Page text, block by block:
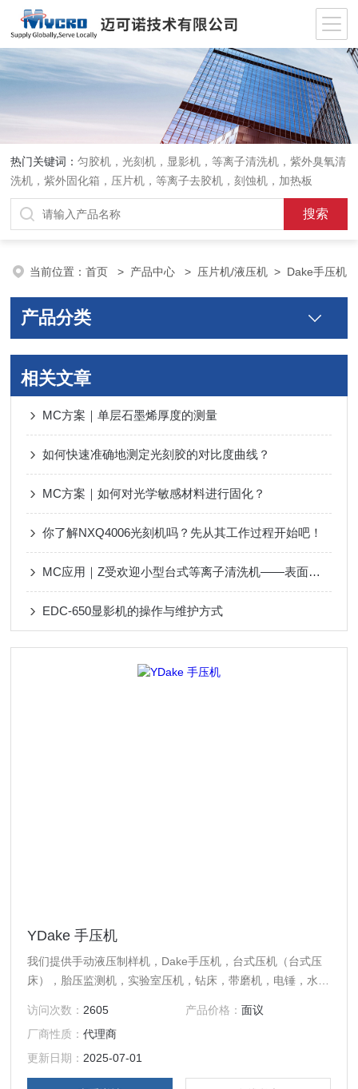
热门关键词：匀胶机，光刻机，显影机，等离子清洗机，紫外臭氧清
洗机，紫外固化箱，压片机，等离子去胶机，刻蚀机，加热板
当前位置：首页 > 产品中心 > 压片机/液压机 > Dake手压机
产品分类
相关文章
MC方案｜单层石墨烯厚度的测量
如何快速准确地测定光刻胶的对比度曲线？
MC方案｜如何对光学敏感材料进行固化？
你了解NXQ4006光刻机吗？先从其工作过程开始吧！
MC应用｜Z受欢迎小型台式等离子清洗机——表面改性
EDC-650显影机的操作与维护方式
YDake 手压机
我们提供手动液压制样机，Dake手压机，台式压机（台式压
床），胎压监测机，实验室压机，钻床，带磨机，电锤，水平
手动液压制样机系列型号： X型，Y型，00型，0型 1型 1 1 2
1 1-2B 1 3-4型，1 1-2C型，2, 2 1-2, 2B, 2S型 3型，3A型，
4型，4M型，5型 标准1型，标准3型，标准5型 我们能够制造
十八种
访问次数： 2605 产品价格： 面议
厂商性质：代理商
更新日期： 2025-07-01